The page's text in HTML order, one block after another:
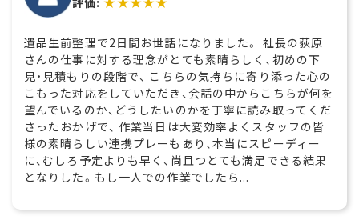
遺品生前整理で2日間お世話になりました。 社長の荻原
さんの仕事に対する理念がとても素晴らしく、初めの下
見・見積もりの段階で、 こちらの気持ちに寄り添った心の
こもった対応をしていただき、会話の中からこちらが何を
望んでいるのか、どうしたいのかを丁寧に読み取ってくだ
さったおかげで、 作業当日は大変効率よくスタッフの皆
様の素晴らしい連携プレーもあり、本当にスピーディー
に、むしろ予定よりも早く、尚且つとても満足できる結果
となりした。もし一人での作業でしたら...